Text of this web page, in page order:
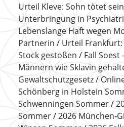
Urteil Kleve: Sohn tötet
Unterbringung in
Lebenslange Haft wegen
Partnerin
Urteil Frankfurt:
Stock gestoßen
Fall Soest
Männern wie Sklavin
Gewaltschutzgesetz
Schönberg in Holstein
Schwenningen Sommer
Sommer
2026 München-